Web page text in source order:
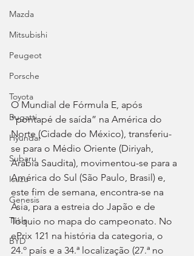
Mazda
Mitsubishi
Peugeot
Porsche
Toyota
Bugatti
Hyundai
Subaru
Isuzu
Genesis
Tesla
BYD
O Mundial de Fórmula E, após
“pontapé de saída” na América do
Norte (Cidade do México), transferiu-
se para o Médio Oriente (Diriyah,
Arábia Saudita), movimentou-se para a
América do Sul (São Paulo, Brasil) e,
este fim de semana, encontra-se na
Ásia, para a estreia do Japão e de
Tóquio no mapa do campeonato. No
ePrix 121 na história da categoria, o
24.º país e a 34.ª localização (27.ª no